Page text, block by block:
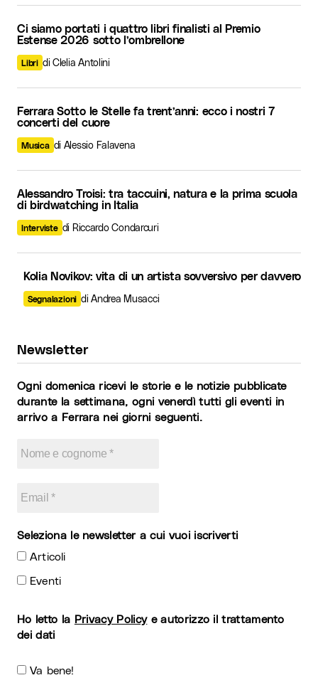
Ci siamo portati i quattro libri finalisti al Premio
Estense 2026 sotto l’ombrellone
Libri di Clelia Antolini
Ferrara Sotto le Stelle fa trent’anni: ecco i nostri 7
concerti del cuore
Musica di Alessio Falavena
Alessandro Troisi: tra taccuini, natura e la prima scuola
di birdwatching in Italia
Interviste di Riccardo Condarcuri
Kolia Novikov: vita di un artista sovversivo per davvero
Segnalazioni di Andrea Musacci
Newsletter
Ogni domenica ricevi le storie e le notizie pubblicate
durante la settimana, ogni venerdì tutti gli eventi in
arrivo a Ferrara nei giorni seguenti.
Seleziona le newsletter a cui vuoi iscriverti
Articoli
Eventi
Ho letto la Privacy Policye autorizzo il trattamento
dei dati
Va bene!